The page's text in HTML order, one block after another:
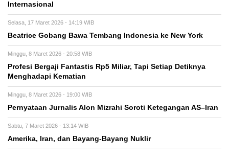
Internasional
Selasa, 17 Maret 2026 - 14:19 WIB
Beatrice Gobang Bawa Tembang Indonesia ke New York
Minggu, 8 Maret 2026 - 20:58 WIB
Profesi Bergaji Fantastis Rp5 Miliar, Tapi Setiap Detiknya
Menghadapi Kematian
Minggu, 8 Maret 2026 - 19:00 WIB
Pernyataan Jurnalis Alon Mizrahi Soroti Ketegangan AS–Iran
Sabtu, 7 Maret 2026 - 13:14 WIB
Amerika, Iran, dan Bayang-Bayang Nuklir